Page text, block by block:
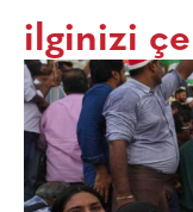
ilginizi